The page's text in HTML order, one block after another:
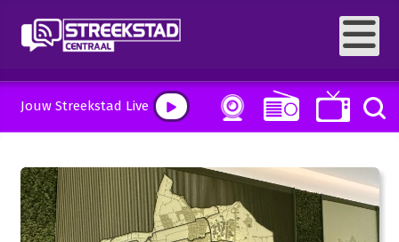
Jouw Streekstad Live